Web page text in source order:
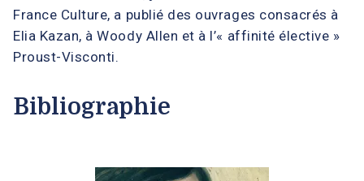
France Culture, a publié des ouvrages consacrés à
Elia Kazan, à Woody Allen et à l’« affinité élective »
Proust-Visconti.
Bibliographie